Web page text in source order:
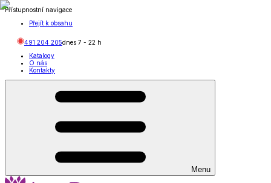
Přístupnostní navigace
Přejít k obsahu
491 204 205dnes 7 - 22 h
Katalogy
O nás
Kontakty
Menu